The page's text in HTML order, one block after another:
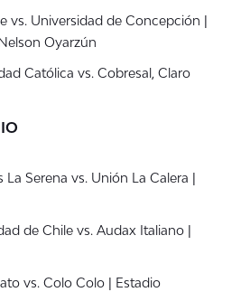
vs. Universidad de Concepción |
Oyarzún
Católica vs. Cobresal, Claro
La Serena vs. Unión La Calera |
de Chile vs. Audax Italiano |
vs. Colo Colo | Estadio